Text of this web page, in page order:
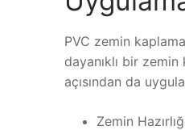
PVC zemin
dayanıklı bir
açısından da
Zemin